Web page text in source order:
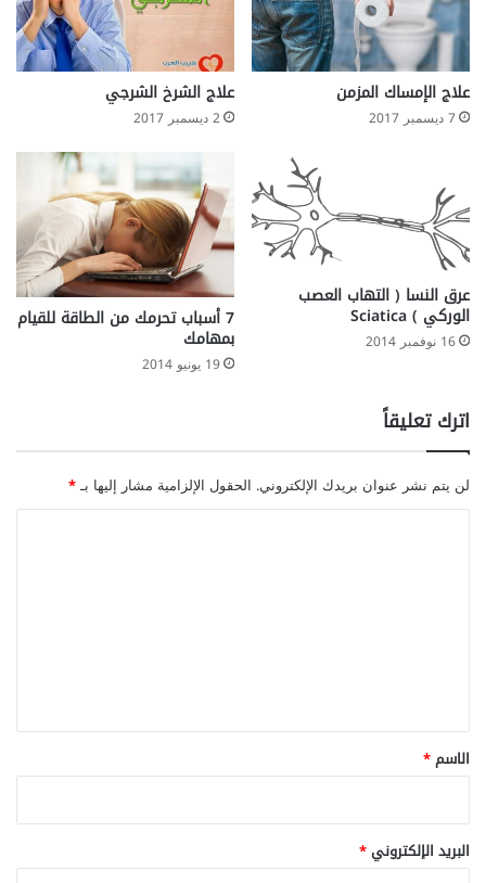
علاج الإمساك المزمن
7 ديسمبر 2017
علاج الشرخ الشرجي
2 ديسمبر 2017
عرق النسا ( التهاب العصب
الوركي ) Sciatica
16 نوفمبر 2014
7 أسباب تحرمك من الطاقة للقيام
بمهامك
19 يونيو 2014
اترك تعليقاً
لن يتم نشر عنوان بريدك الإلكتروني. الحقول الإلزامية مشار إليها بـ*
*
الاسم*
البريد الإلكتروني*